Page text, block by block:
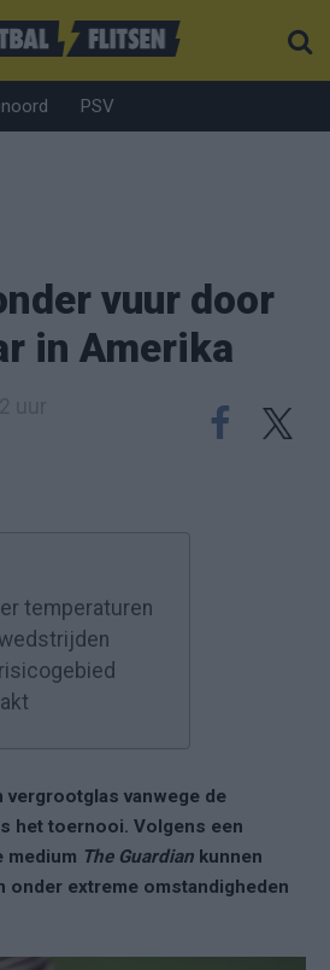
PSV
vuur door
in Amerika
temperaturen
vergrootglas vanwege de
het toernooi. Volgens een
medium The Guardian kunnen
onder extreme omstandigheden